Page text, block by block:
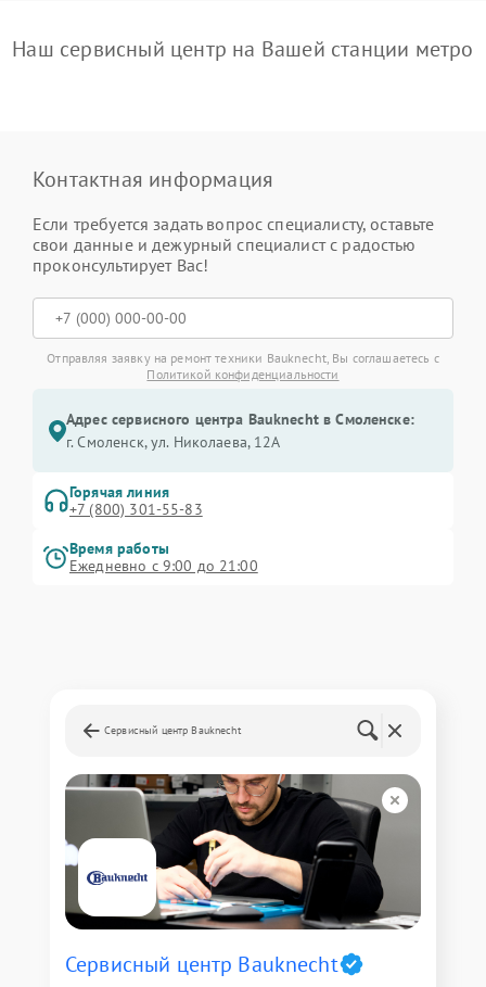
Наш сервисный центр на Вашей станции метро
Контактная информация
Если требуется задать вопрос специалисту, оставьте
свои данные и дежурный специалист с радостью
проконсультирует Вас!
Отправляя заявку на ремонт техники Bauknecht, Вы соглашаетесь с
Политикой конфиденциальности
Адрес сервисного центра Bauknecht в Смоленске:
г. Смоленск, ул. Николаева, 12А
Горячая линия
+7 (800) 301-55-83
Время работы
Ежедневно с 9:00 до 21:00
Сервисный центр Bauknecht
Сервисный центр Bauknecht